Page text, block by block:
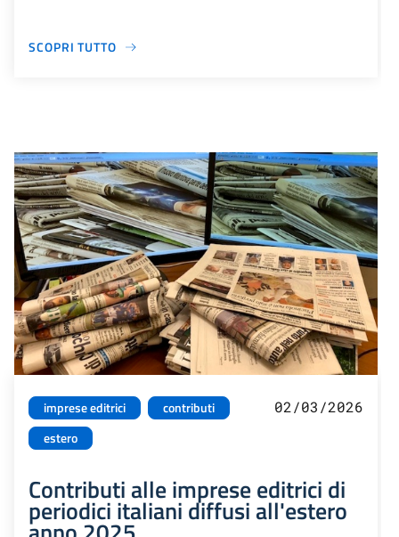
SCOPRI TUTTO
imprese editrici
contributi
estero
02/03/2026
Contributi alle imprese editrici di
periodici italiani diffusi all'estero